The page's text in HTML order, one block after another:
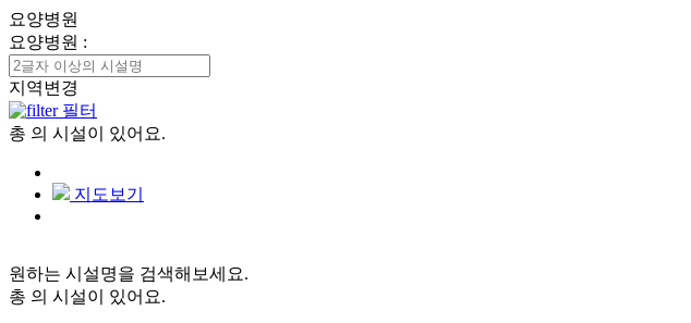
요양병원
요양병원 :
지역변경
필터
총 의 시설이 있어요.
지도보기
원하는 시설명을 검색해보세요.
총 의 시설이 있어요.